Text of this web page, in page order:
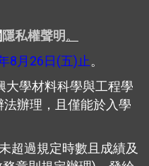
隱私權聲明 。
8 月 26 日 (五) 止 。
大學材料科學與工程學
辦理，且僅能於入學
超過規定時數且成績及